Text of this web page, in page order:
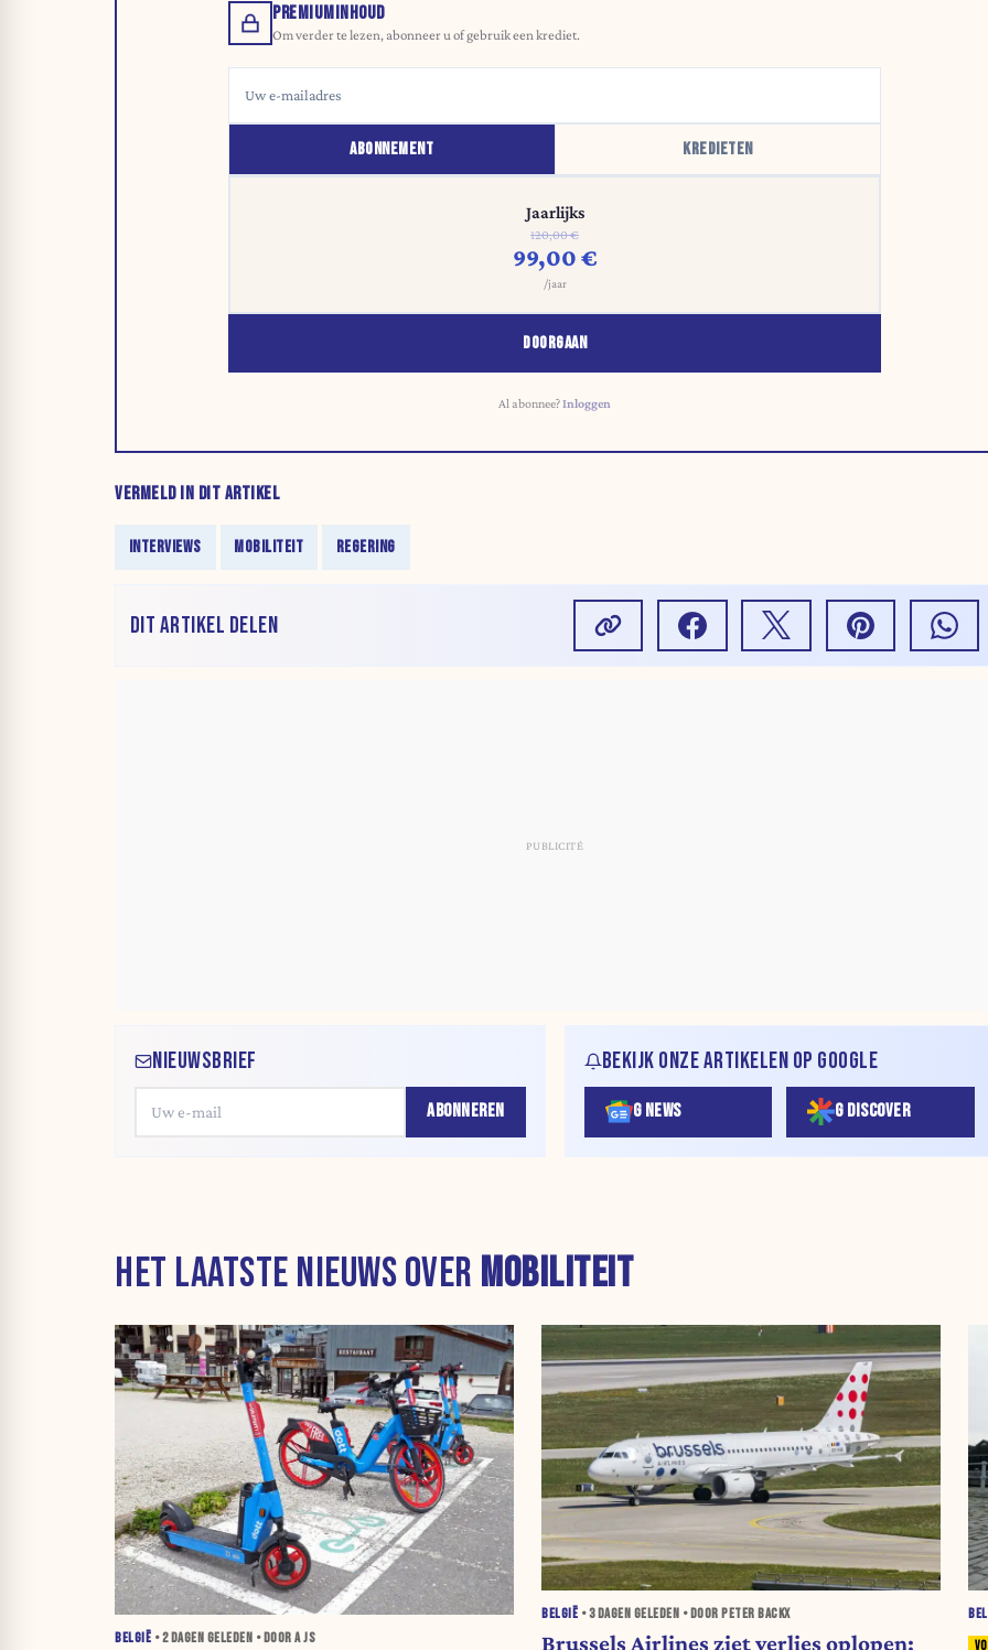
PREMIUMINHOUD
Om verder te lezen, abonneer u of gebruik een krediet.
ABONNEMENT KREDIETEN
Jaarlijks
120,00 €
99,00 €
/jaar
DOORGAAN
Al abonnee?Inloggen
VERMELD IN DIT ARTIKEL
INTERVIEWS MOBILITEIT REGERING
DIT ARTIKEL DELEN
NIEUWSBRIEF
ABONNEREN
BEKIJK ONZE ARTIKELEN OP GOOGLE
G NEWS G DISCOVER
HET LAATSTE NIEUWS OVER MOBILITEIT
BELGIË •2 DAGEN GELEDEN • DOOR A JS
BELGIË •3 DAGEN GELEDEN • DOOR PETER BACKX
Brussels Airlines ziet verlies oplopen: